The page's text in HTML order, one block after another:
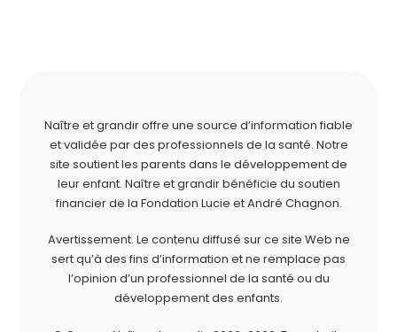
Naître et grandir offre une source d’information fiable
et validée par des professionnels de la santé. Notre
site soutient les parents dans le développement de
leur enfant. Naître et grandir bénéficie du soutien
financier de la Fondation Lucie et André Chagnon.
Avertissement. Le contenu diffusé sur ce site Web ne
sert qu’à des fins d’information et ne remplace pas
l’opinion d’un professionnel de la santé ou du
développement des enfants.